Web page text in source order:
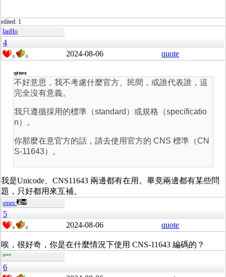
edited: 1
IanHo
4
0 0 2024-08-06 quote
qtnez
不好意思，我不考慮什麼官方、民間，或誰代表誰，這
完全沒有意義。
我只遵循採用的標準（standard） 或規格（specificatio
n）。
你那麼在意官方的話，請去使用官方的 CNS 標準（CN
S-11643）。
我是Unicode、CNS11643 兩邊都有在用。畢竟兩邊都有某些問
題，只好都用來互補。
qtnez
5
0 0 2024-08-06 quote
唉，很好奇，你是在什麼情況下使用 CNS-11643 編碼的？
guest
6